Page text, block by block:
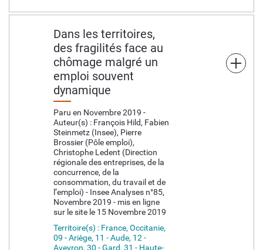
Dans les territoires,
des fragilités face au
chômage malgré un
emploi souvent
dynamique
Paru en Novembre 2019 -
Auteur(s) : François Hild, Fabien
Steinmetz (Insee), Pierre
Brossier (Pôle emploi),
Christophe Ledent (Direction
régionale des entreprises, de la
concurrence, de la
consommation, du travail et de
l’emploi) - Insee Analyses n°85,
Novembre 2019 - mis en ligne
sur le site le 15 Novembre 2019
Territoire(s) : France, Occitanie,
09 - Ariège, 11 - Aude, 12 -
Aveyron, 30 - Gard, 31 - Haute-